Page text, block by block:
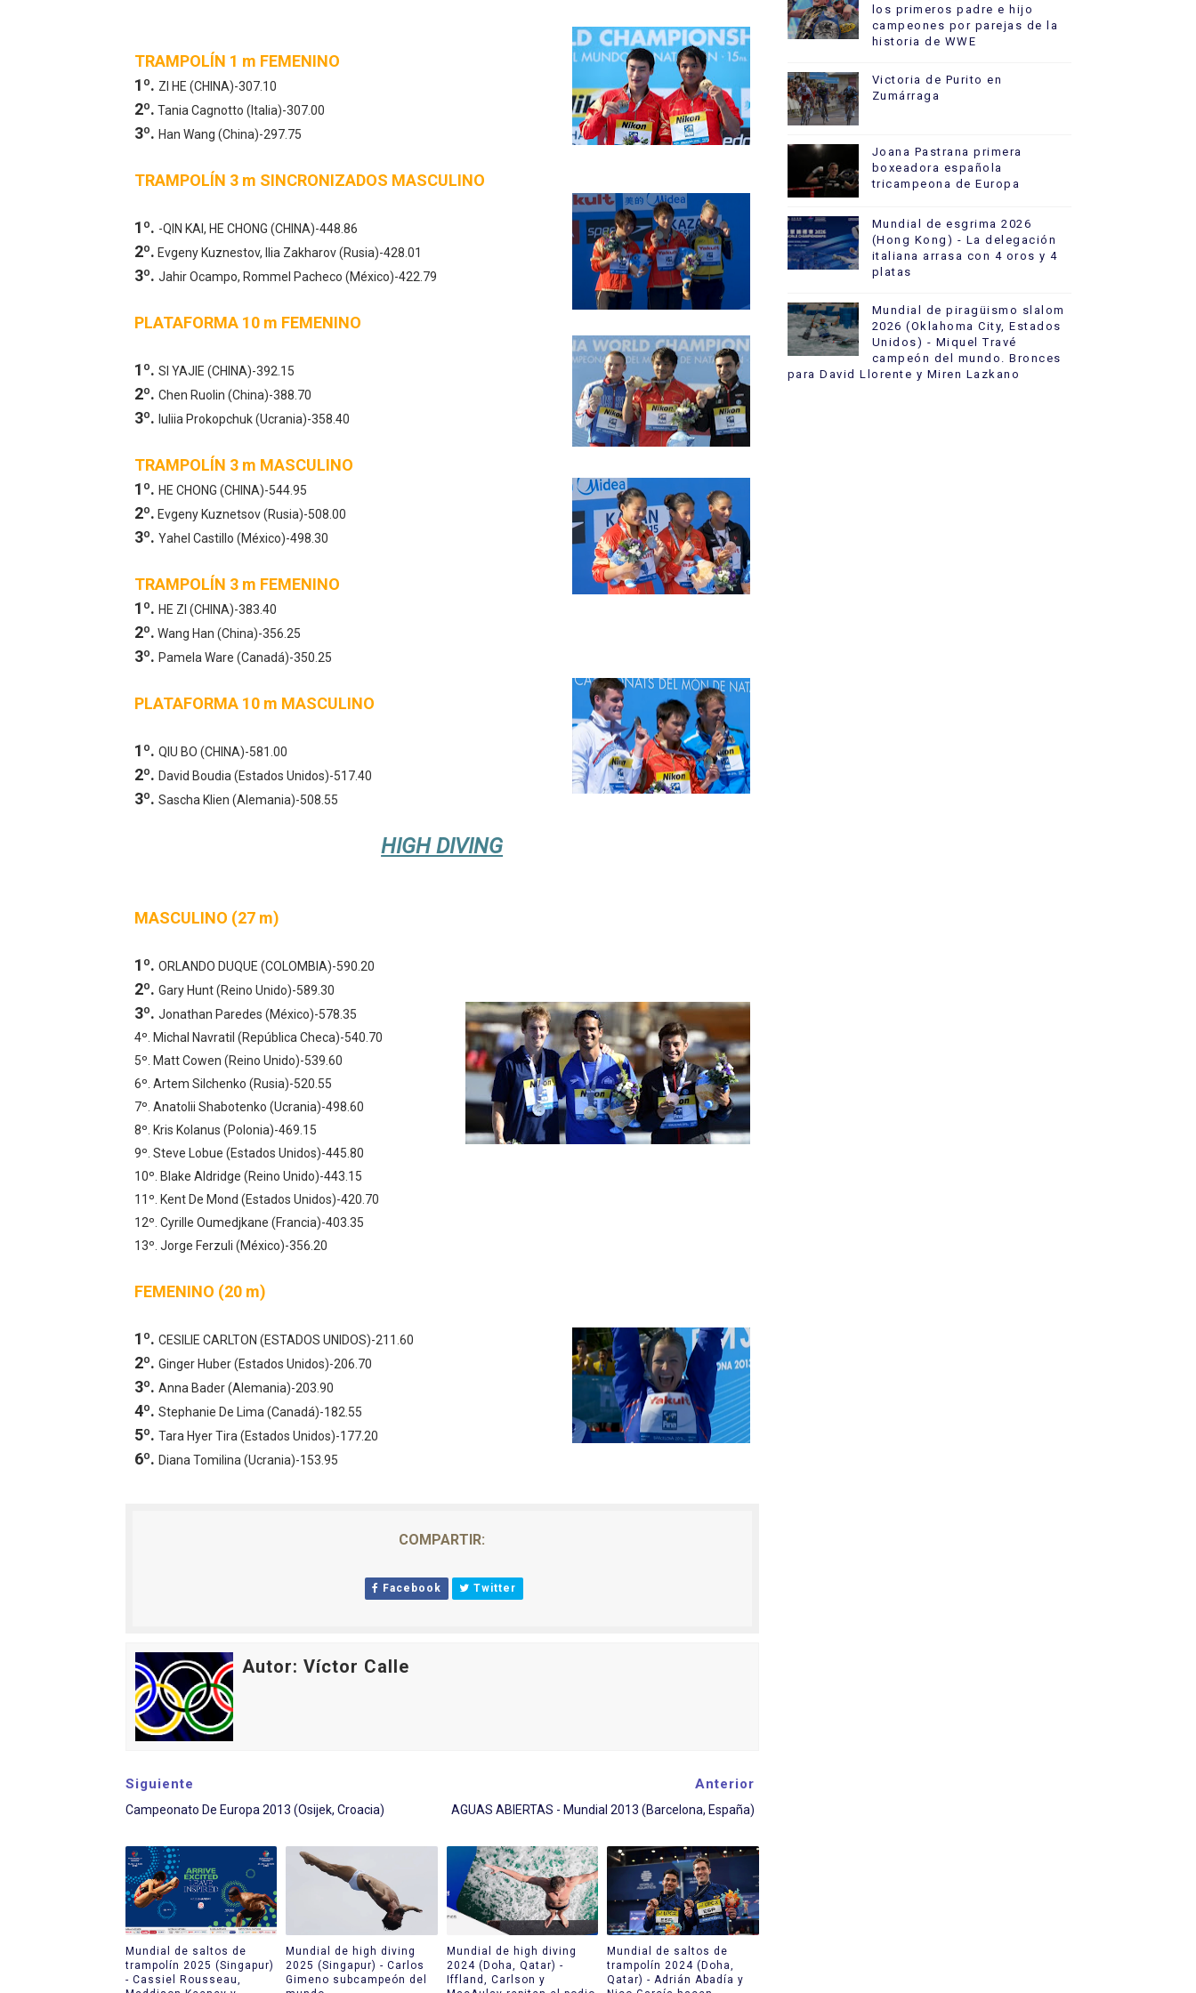
TRAMPOLÍN 1 m FEMENINO
1º. ZI HE (CHINA)-307.10
2º. Tania Cagnotto (Italia)-307.00
3º. Han Wang (China)-297.75
TRAMPOLÍN 3 m SINCRONIZADOS MASCULINO
1º. -QIN KAI, HE CHONG (CHINA)-448.86
2º. Evgeny Kuznestov, Ilia Zakharov (Rusia)-428.01
3º. Jahir Ocampo, Rommel Pacheco (México)-422.79
PLATAFORMA 10 m FEMENINO
1º. SI YAJIE (CHINA)-392.15
2º. Chen Ruolin (China)-388.70
3º. Iuliia Prokopchuk (Ucrania)-358.40
TRAMPOLÍN 3 m MASCULINO
1º. HE CHONG (CHINA)-544.95
2º. Evgeny Kuznetsov (Rusia)-508.00
3º. Yahel Castillo (México)-498.30
TRAMPOLÍN 3 m FEMENINO
1º. HE ZI (CHINA)-383.40
2º. Wang Han (China)-356.25
3º. Pamela Ware (Canadá)-350.25
PLATAFORMA 10 m MASCULINO
1º. QIU BO (CHINA)-581.00
2º. David Boudia (Estados Unidos)-517.40
3º. Sascha Klien (Alemania)-508.55
HIGH DIVING
MASCULINO (27 m)
1º. ORLANDO DUQUE (COLOMBIA)-590.20
2º. Gary Hunt (Reino Unido)-589.30
3º. Jonathan Paredes (México)-578.35
4º. Michal Navratil (República Checa)-540.70
5º. Matt Cowen (Reino Unido)-539.60
6º. Artem Silchenko (Rusia)-520.55
7º. Anatolii Shabotenko (Ucrania)-498.60
8º. Kris Kolanus (Polonia)-469.15
9º. Steve Lobue (Estados Unidos)-445.80
10º. Blake Aldridge (Reino Unido)-443.15
11º. Kent De Mond (Estados Unidos)-420.70
12º. Cyrille Oumedjkane (Francia)-403.35
13º. Jorge Ferzuli (México)-356.20
FEMENINO (20 m)
1º. CESILIE CARLTON (ESTADOS UNIDOS)-211.60
2º. Ginger Huber (Estados Unidos)-206.70
3º. Anna Bader (Alemania)-203.90
4º. Stephanie De Lima (Canadá)-182.55
5º. Tara Hyer Tira (Estados Unidos)-177.20
6º. Diana Tomilina (Ucrania)-153.95
COMPARTIR:
Facebook Twitter
Autor: Víctor Calle
Siguiente
Campeonato De Europa 2013 (Osijek, Croacia)
Anterior
AGUAS ABIERTAS - Mundial 2013 (Barcelona, España)
Mundial de saltos de
trampolín 2025 (Singapur)
- Cassiel Rousseau,
Mundial de high diving
2025 (Singapur) - Carlos
Gimeno subcampeón del
Mundial de high diving
2024 (Doha, Qatar) -
Iffland, Carlson y
Mundial de saltos de
trampolín 2024 (Doha,
Qatar) - Adrián Abadía y
los primeros padre e hijo
campeones por parejas de la
historia de WWE
Victoria de Purito en
Zumárraga
Joana Pastrana primera
boxeadora española
tricampeona de Europa
Mundial de esgrima 2026
(Hong Kong) - La delegación
italiana arrasa con 4 oros y 4
platas
Mundial de piragüismo slalom
2026 (Oklahoma City, Estados
Unidos) - Miquel Travé
campeón del mundo. Bronces
para David Llorente y Miren Lazkano